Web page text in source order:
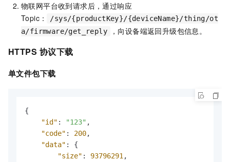
物联网平台收到请求后，通过响应
Topic：
/sys/{productKey}/{deviceName}/thing/ot
a/firmware/get_reply
，向设备端返回升级包信息。
HTTPS 协议下载
单文件包下载
{
"id" : "123" ,
"code" : 200,
"data" :
{
"size" : 93796291 ,